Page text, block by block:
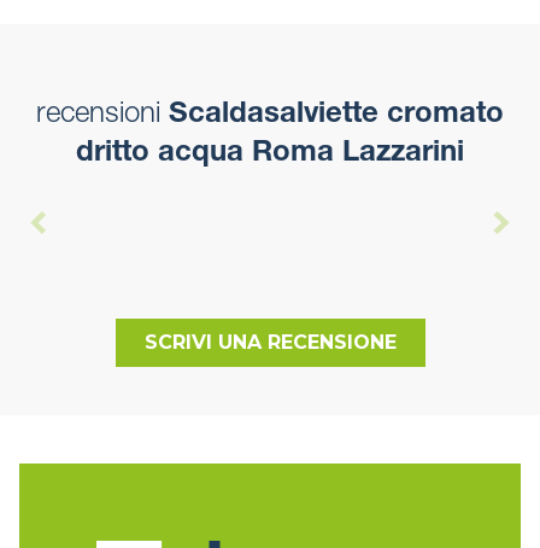
recensioni Scaldasalviette cromato
dritto acqua Roma Lazzarini
SCRIVI UNA RECENSIONE